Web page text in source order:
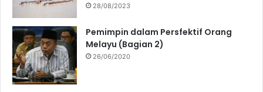
28/08/2023
Pemimpin dalam Persfektif Orang
Melayu (Bagian 2)
26/06/2020